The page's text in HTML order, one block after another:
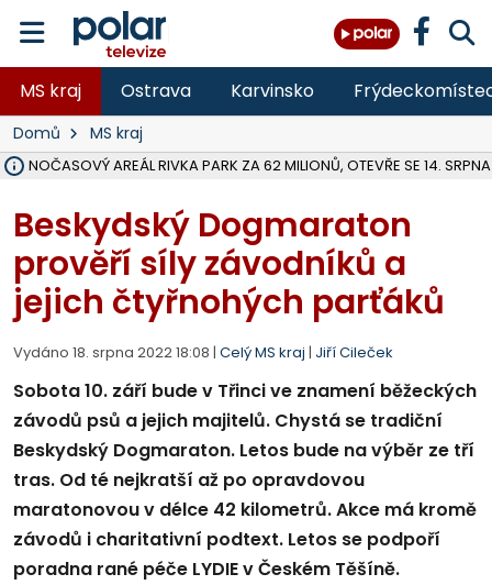
MS kraj Ostrava Karvinsko
Domů MS kraj
AREÁL RIVKA PARK ZA 62 MILIONŮ, OTEVŘE SE 14. SRPNA
Beskydský Dogmaraton
prověří síly závodníků a
jejich čtyřnohých parťáků
Vydáno 18. srpna 2022 18:08 | Celý MS kraj | Jiří Cileček
Sobota 10. září bude v Třinci ve znamení běžeckých
závodů psů a jejich majitelů. Chystá se tradiční
Beskydský Dogmaraton. Letos bude na výběr ze tří
tras. Od té nejkratší až po opravdovou
maratonovou v délce 42 kilometrů. Akce má kromě
závodů i charitativní podtext. Letos se podpoří
poradna rané péče LYDIE v Českém Těšíně.